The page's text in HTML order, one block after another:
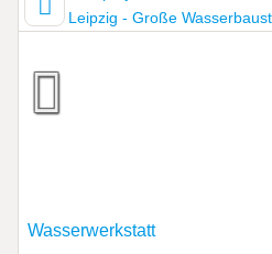
Wasserwerkstatt